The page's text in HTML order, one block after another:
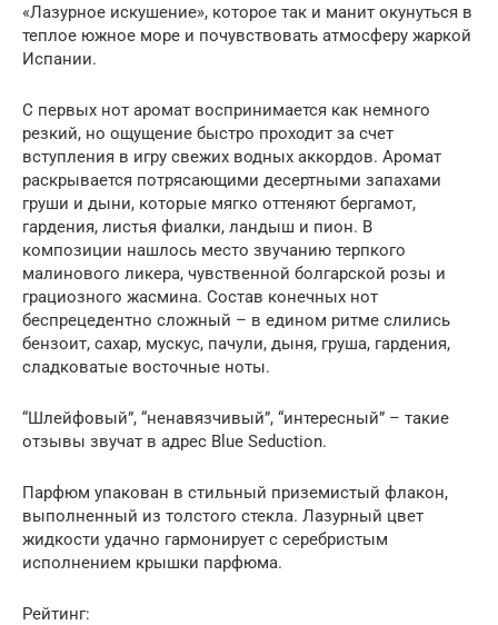
«Лазурное искушение», которое так и манит окунуться в
теплое южное море и почувствовать атмосферу жаркой
Испании.
С первых нот аромат воспринимается как немного
резкий, но ощущение быстро проходит за счет
вступления в игру свежих водных аккордов. Аромат
раскрывается потрясающими десертными запахами
груши и дыни, которые мягко оттеняют бергамот,
гардения, листья фиалки, ландыш и пион. В
композиции нашлось место звучанию терпкого
малинового ликера, чувственной болгарской розы и
грациозного жасмина. Состав конечных нот
беспрецедентно сложный – в едином ритме слились
бензоит, сахар, мускус, пачули, дыня, груша, гардения,
сладковатые восточные ноты.
“Шлейфовый”, “ненавязчивый”, “интересный” – такие
отзывы звучат в адрес Blue Seduction.
Парфюм упакован в стильный приземистый флакон,
выполненный из толстого стекла. Лазурный цвет
жидкости удачно гармонирует с серебристым
исполнением крышки парфюма.
Рейтинг: